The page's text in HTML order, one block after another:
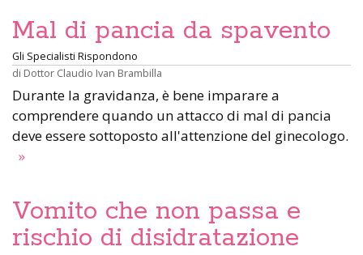
Mal di pancia da spavento
Gli Specialisti Rispondono
di Dottor Claudio Ivan Brambilla
Durante la gravidanza, è bene imparare a
comprendere quando un attacco di mal di pancia
deve essere sottoposto all'attenzione del ginecologo.
»
Vomito che non passa e
rischio di disidratazione